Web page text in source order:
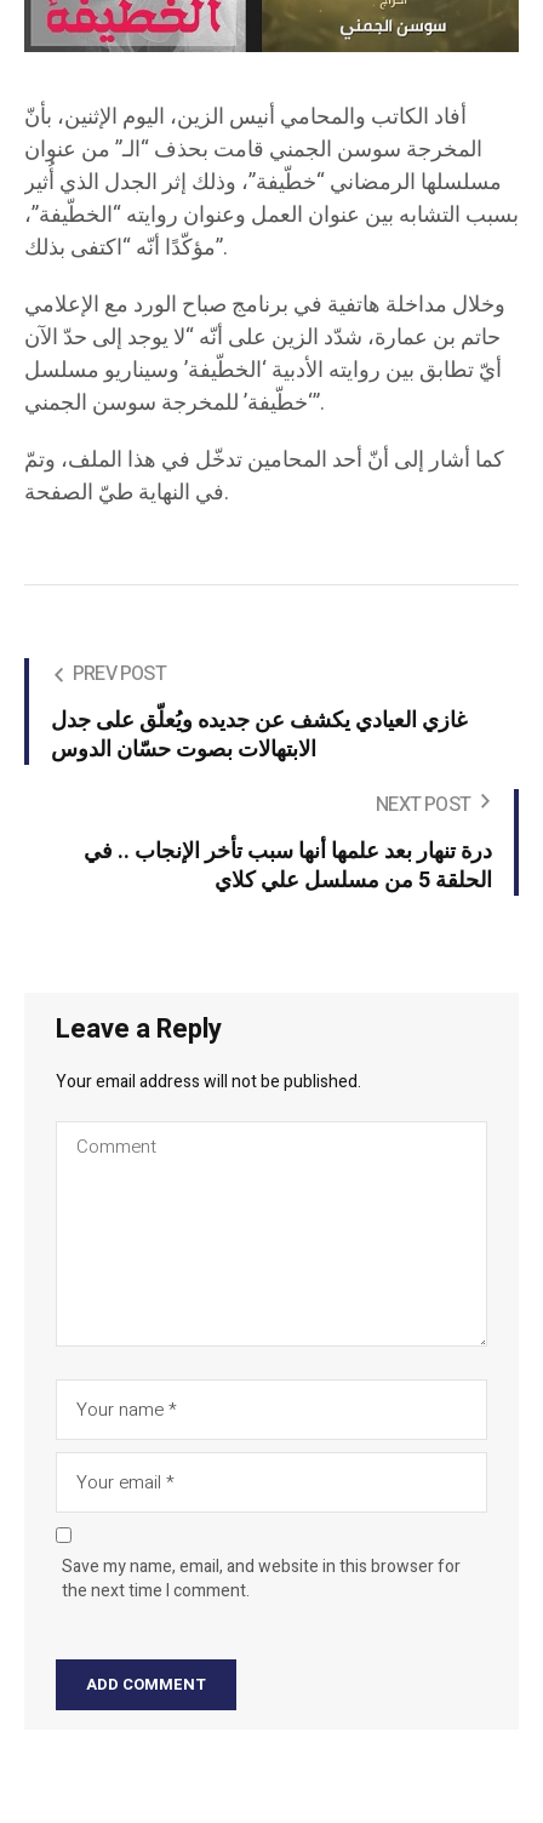
أفاد الكاتب والمحامي أنيس الزين، اليوم الإثنين، بأنّ
المخرجة سوسن الجمني قامت بحذف “الـ” من عنوان
مسلسلها الرمضاني “خطّيفة”، وذلك إثر الجدل الذي أُثير
بسبب التشابه بين عنوان العمل وعنوان روايته “الخطّيفة”،
مؤكّدًا أنّه “اكتفى بذلك”.
وخلال مداخلة هاتفية في برنامج صباح الورد مع الإعلامي
حاتم بن عمارة، شدّد الزين على أنّه “لا يوجد إلى حدّ الآن
أيّ تطابق بين روايته الأدبية ‘الخطّيفة’ وسيناريو مسلسل
‘خطّيفة’ للمخرجة سوسن الجمني”.
كما أشار إلى أنّ أحد المحامين تدخّل في هذا الملف، وتمّ
في النهاية طيّ الصفحة.
PREV POST
غازي العيادي يكشف عن جديده ويُعلّق على جدل
الابتهالات بصوت حسّان الدوس
NEXT POST
درة تنهار بعد علمها أنها سبب تأخر الإنجاب .. في
الحلقة 5 من مسلسل علي كلاي
Leave a Reply
Your email address will not be published.
Save my name, email, and website in this browser for
the next time I comment.